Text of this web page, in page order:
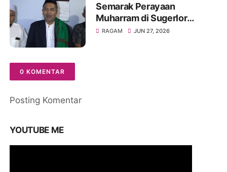
Semarak Perayaan
Muharram di Sugerlor
Maesan Bondowoso Santuni
RAGAM JUN 27, 2026
0 KOMENTAR
Posting Komentar
YOUTUBE ME